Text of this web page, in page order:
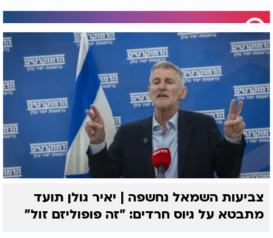
צביעות השמאל נחשפה | יאיר גולן תועד
מתבטא על גיוס חרדים: "זה פופוליזם זול"